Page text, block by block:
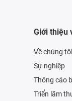
Giới thiệu
Về chúng tôi
Sự nghiệp
Thông cáo
Triển lãm